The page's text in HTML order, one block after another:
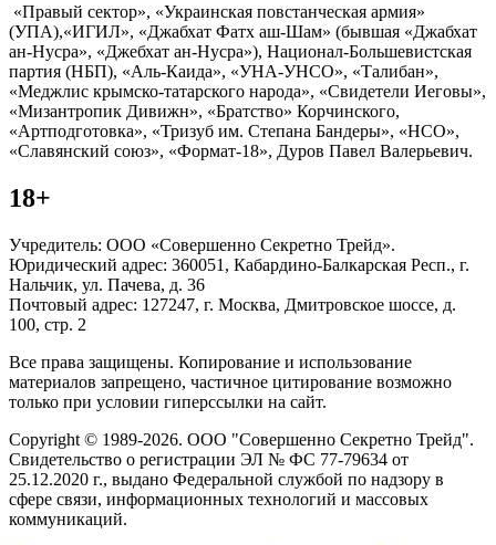
«Правый сектор», «Украинская повстанческая армия»
(УПА),«ИГИЛ», «Джабхат Фатх аш-Шам» (бывшая «Джабхат
ан-Нусра», «Джебхат ан-Нусра»), Национал-Большевистская
партия (НБП), «Аль-Каида», «УНА-УНСО», «Талибан»,
«Меджлис крымско-татарского народа», «Свидетели Иеговы»,
«Мизантропик Дивижн», «Братство» Корчинского,
«Артподготовка», «Тризуб им. Степана Бандеры», «НСО»,
«Славянский союз», «Формат-18», Дуров Павел Валерьевич.
18+
Учредитель: ООО «Совершенно Секретно Трейд».
Юридический адрес: 360051, Кабардино-Балкарская Респ., г.
Нальчик, ул. Пачева, д. 36
Почтовый адрес: 127247, г. Москва, Дмитровское шоссе, д.
100, стр. 2
Все права защищены. Копирование и использование
материалов запрещено, частичное цитирование возможно
только при условии гиперссылки на сайт.
Copyright © 1989-2026. ООО "Совершенно Секретно Трейд".
Свидетельство о регистрации ЭЛ № ФС 77-79634 от
25.12.2020 г., выдано Федеральной службой по надзору в
сфере связи, информационных технологий и массовых
коммуникаций.